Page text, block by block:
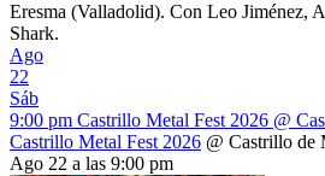
Eresma (Valladolid). Con Leo Jiménez,
Shark.
Ago
22
Sáb
9:00 pm Castrillo Metal Fest 2026 @
Castrillo Metal Fest 2026 @ Castrillo de
Ago 22 a las 9:00 pm